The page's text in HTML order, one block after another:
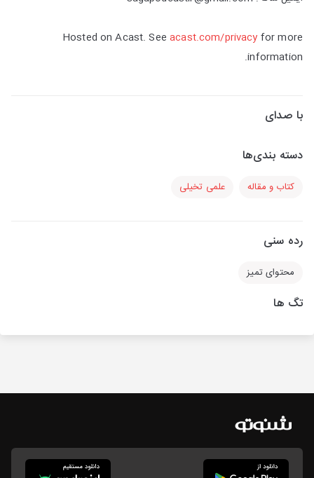
Hosted on Acast. Seeacast.com/privacy for more
information.
با صدای
دسته بندی‌ها
کتاب و مقاله علمی تخیلی
رده سنی
محتوای تمیز
تگ ها